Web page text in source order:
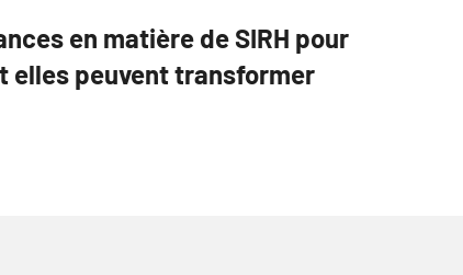
en matière de SIRH pour
elles peuvent transformer